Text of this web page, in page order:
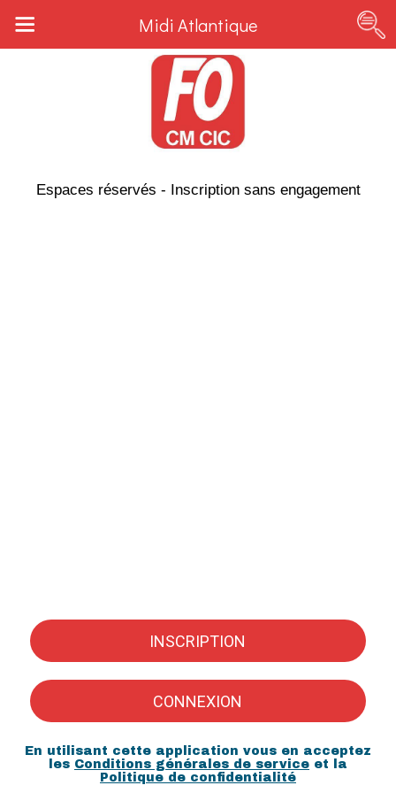
Midi Atlantique
Espaces réservés - Inscription sans engagement
INSCRIPTION
CONNEXION
En utilisant cette application vous en acceptez
les Conditions générales de service et la
Politique de confidentialité